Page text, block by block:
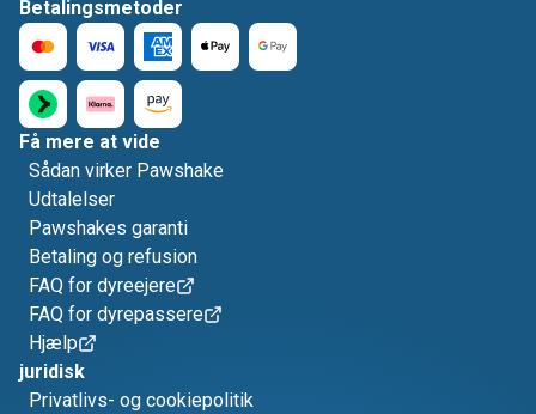
Betalingsmetoder
Få mere at vide
Sådan virker Pawshake
Udtalelser
Pawshakes garanti
Betaling og refusion
FAQ for dyreejere
FAQ for dyrepassere
Hjælp
juridisk
Privatlivs- og cookiepolitik